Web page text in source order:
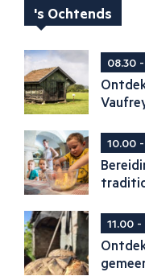
's Ochtends
08.30
10.00
11.00